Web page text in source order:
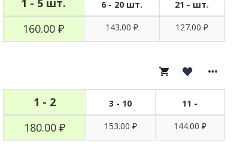
1 - 5 шт. 6 - 20 шт. 21 - шт.
160.00 ₽ 143.00 ₽ 127.00 ₽
1 - 2 3 - 10 11 -
180.00 ₽ 153.00 ₽ 144.00 ₽